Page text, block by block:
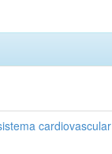
cardiovascular